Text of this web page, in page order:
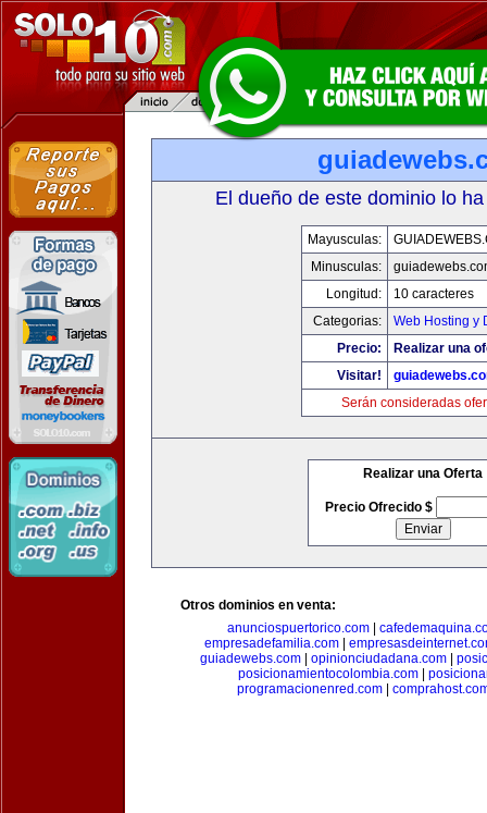
El dueño de este dominio lo
Mayusculas:
Minusculas:
Longitud:
10 caracteres
Categorias:
Web Hosting y
Precio:
Realizar una
Visitar!
Serán consideradas
Realizar una Oferta
Precio Ofrecido $
Otros dominios en venta:
anunciospuertorico.com|
empresadefamilia.com
guiadewebs.com
opinionciudadana.com
posicionamientocolombia.com|
programacionenred.com